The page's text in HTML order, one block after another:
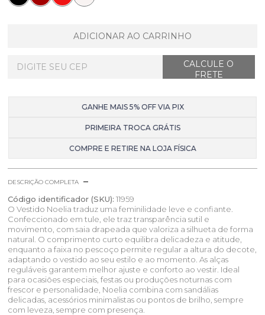
ADICIONAR AO CARRINHO
GANHE MAIS 5% OFF VIA PIX
PRIMEIRA TROCA GRÁTIS
COMPRE E RETIRE NA LOJA FÍSICA
DESCRIÇÃO COMPLETA
Código identificador (SKU): 11959
O Vestido Noelia traduz uma feminilidade leve e confiante.
Confeccionado em tule, ele traz transparência sutil e
movimento, com saia drapeada que valoriza a silhueta de forma
natural. O comprimento curto equilibra delicadeza e atitude,
enquanto a faixa no pescoço permite regular a altura do decote,
adaptando o vestido ao seu estilo e ao momento. As alças
reguláveis garantem melhor ajuste e conforto ao vestir. Ideal
para ocasiões especiais, festas ou produções noturnas com
frescor e personalidade, Noelia combina com sandálias
delicadas, acessórios minimalistas ou pontos de brilho, sempre
com leveza, sempre com presença.